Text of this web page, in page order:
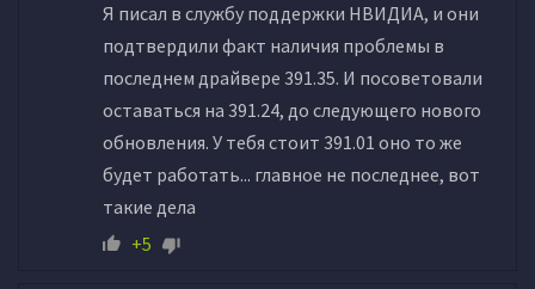
Я писал в службу поддержки НВИДИА, и они
подтвердили факт наличия проблемы в
последнем драйвере 391.35. И посоветовали
оставаться на 391.24, до следующего нового
обновления. У тебя стоит 391.01 оно то же
будет работать... главное не последнее, вот
такие дела
+5